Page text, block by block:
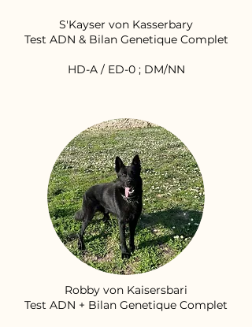
S'Kayser von Kasserbary
Test ADN & Bilan Genetique Complet
HD-A / ED-0 ; DM/NN
Robby von Kaisersbari
Test ADN + Bilan Genetique Complet